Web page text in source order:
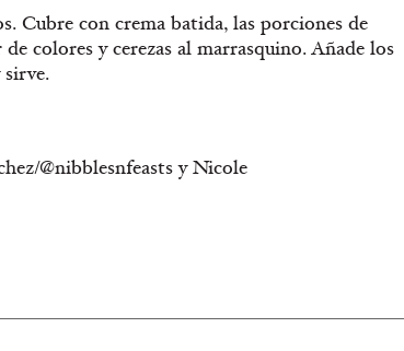
Cubre con crema batida, las porciones de
colores y cerezas al marrasquino. Añade los
@nibblesnfeasts y Nicole